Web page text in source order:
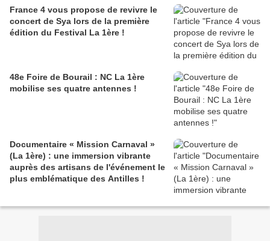
France 4 vous propose de revivre le
concert de Sya lors de la première
édition du Festival La 1ère !
48e Foire de Bourail : NC La 1ère
mobilise ses quatre antennes !
Documentaire « Mission Carnaval »
(La 1ère) : une immersion vibrante
auprès des artisans de l'événement le
plus emblématique des Antilles !